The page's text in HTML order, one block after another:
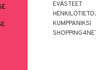
EVÄSTEET
KUMPPANIKSI